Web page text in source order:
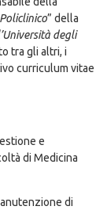
” della
degli
tra gli altri, i
curriculum vitae
e
di Medicina
di